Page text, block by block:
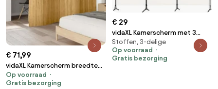
€ 71,99
vidaXL Kamerscherm breedte
250 cm hoogte 165 cm bamboe
natuurlijk
Op voorraad
Gratis bezorging
€ 29
vidaXL Kamerscherm met 3
panelen 260x180 cm stof wit
Stoffen, 3-delige
Op voorraad
Gratis bezorging